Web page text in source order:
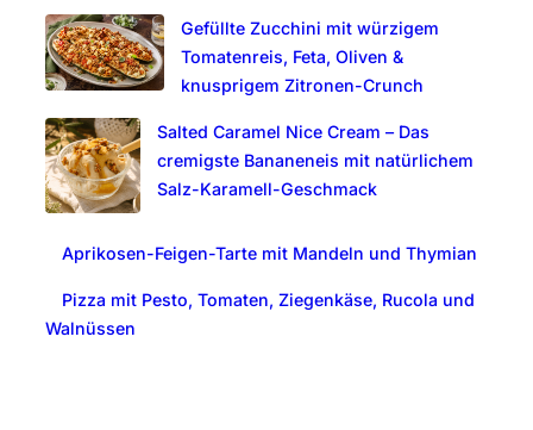
Gefüllte Zucchini mit würzigem
Tomatenreis, Feta, Oliven &
knusprigem Zitronen-Crunch
Salted Caramel Nice Cream – Das
cremigste Bananeneis mit natürlichem
Salz-Karamell-Geschmack
Aprikosen-Feigen-Tarte mit Mandeln und Thymian
Pizza mit Pesto, Tomaten, Ziegenkäse, Rucola und
Walnüssen